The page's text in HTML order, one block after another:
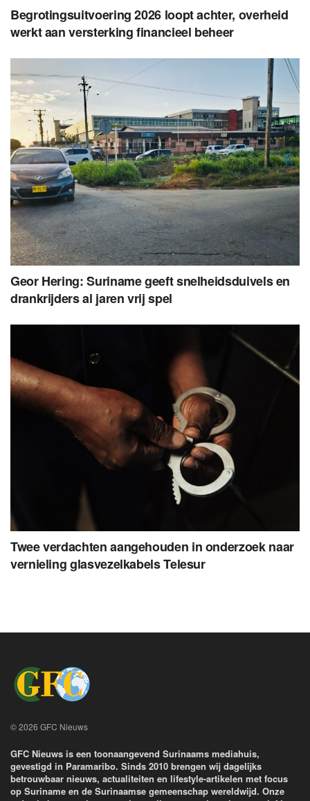
Begrotingsuitvoering 2026 loopt achter, overheid
werkt aan versterking financieel beheer
Geor Hering: Suriname geeft snelheidsduivels en
drankrijders al jaren vrij spel
Twee verdachten aangehouden in onderzoek naar
vernieling glasvezelkabels Telesur
© 2026 GFC Nieuws
GFC Nieuws is een toonaangevend Surinaams mediahuis,
gevestigd in Paramaribo. Sinds 2010 brengen wij dagelijks
betrouwbaar nieuws, actualiteiten en lifestyle-artikelen met focus
op Suriname en de Surinaamse gemeenschap wereldwijd. Onze